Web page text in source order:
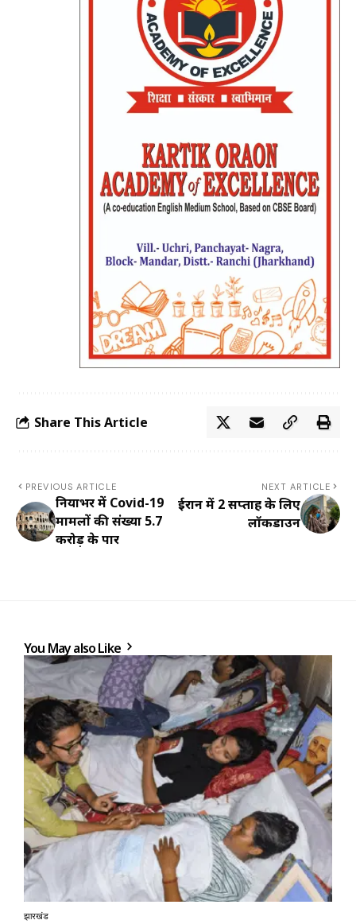
Share This Article
PREVIOUS ARTICLE
दुनियाभर में Covid-19
मामलों की संख्या 5.7
करोड़ के पार
NEXT ARTICLE
ईरान में 2 सप्ताह के लिए
लॉकडाउन
You May also Like
झारखंड